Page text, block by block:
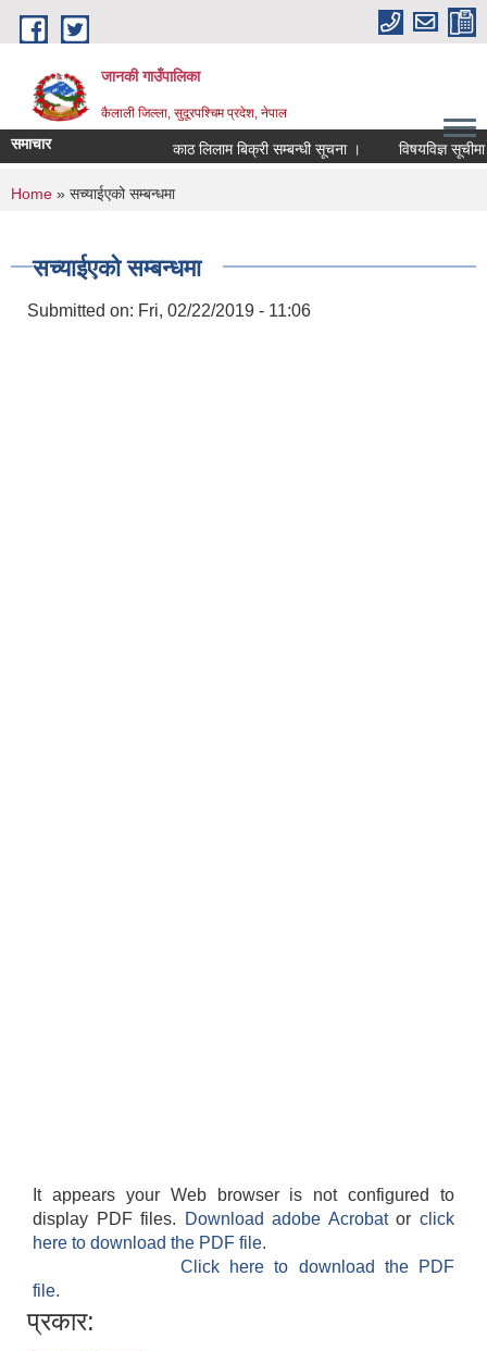
Skip to main content
जानकी गाउँपालिका
कैलाली जिल्ला, सुदूरपश्चिम प्रदेश, नेपाल
समाचार काठ लिलाम बिक्री सम्बन्धी सूचना । विषयविज्ञ सूचीमा
You are here
Home » सच्याईएको सम्बन्धमा
सच्याईएको सम्बन्धमा
Submitted on: Fri, 02/22/2019 - 11:06
It appears your Web browser is not configured to
display PDF files.
Download adobe Acrobatorclick
here to download the PDF file.
Click here to download the PDF
file.
प्रकार: